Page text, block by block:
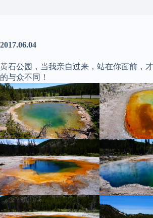
2017.06.04
黄石公园，当我亲自过来，站在你面前，
的与众不同！